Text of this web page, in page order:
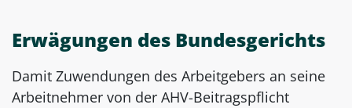
Erwägungen des Bundesgerichts
Damit Zuwendungen des Arbeitgebers an seine
Arbeitnehmer von der AHV-Beitragspflicht